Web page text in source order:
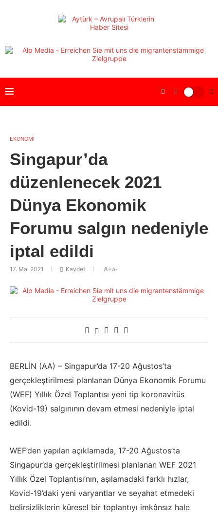
EKONOMİ
Singapur’da
düzenlenecek 2021
Dünya Ekonomik
Forumu salgın nedeniyle
iptal edildi
17. Mai 2021 Kaydet A+A-
BERLİN (AA) – Singapur’da 17-20 Ağustos’ta
gerçekleştirilmesi planlanan Dünya Ekonomik Forumu
(WEF) Yıllık Özel Toplantısı yeni tip koronavirüs
(Kovid-19) salgınının devam etmesi nedeniyle iptal
edildi.
WEF’den yapılan açıklamada, 17-20 Ağustos’ta
Singapur’da gerçekleştirilmesi planlanan WEF 2021
Yıllık Özel Toplantısı’nın, aşılamadaki farklı hızlar,
Kovid-19’daki yeni varyantlar ve seyahat etmedeki
belirsizliklerin küresel bir toplantıyı imkânsız hale